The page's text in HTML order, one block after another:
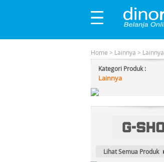
Home > Lainnya > Lainnya
Kategori Produk :
Lainnya
Lihat Semua Produk